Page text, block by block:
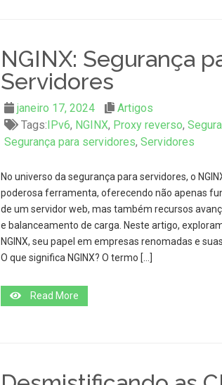
NGINX: Segurança
Servidores
janeiro 17, 2024
Artigos
Tags:IPv6, NGINX, Proxy reverso,
Segurança para servidores, Servidores
No universo da segurança para servidores, o
poderosa ferramenta, oferecendo não apenas
de um servidor web, mas também recursos
e balanceamento de carga. Neste artigo,
NGINX, seu papel em empresas renomadas e
O que significa NGINX? O termo […]
Read More